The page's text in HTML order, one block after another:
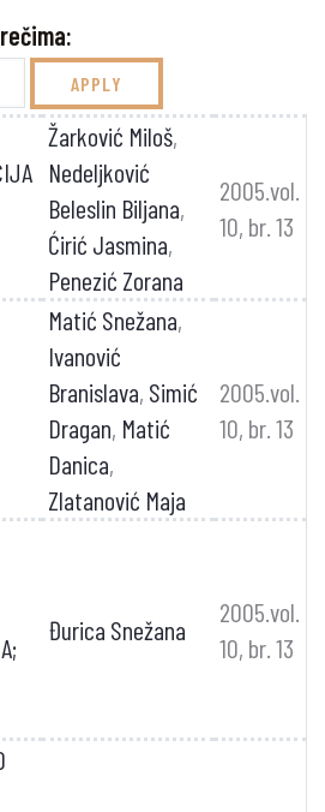
Žarković Miloš,
Nedeljković
Beleslin Biljana,
Ćirić Jasmina,
Penezić Zorana
2005.vol.
10, br. 13
Matić Snežana,
Ivanović
Branislava, Simić
Dragan, Matić
Danica,
Zlatanović Maja
2005.vol.
10, br. 13
Đurica Snežana
2005.vol.
10, br. 13